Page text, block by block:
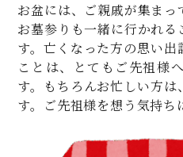
お盆には、ご親戚が集ま
お墓参りも一緒に行かれ
す。亡くなった方の思い
ことは、とてもご先祖様
す。もちろんお忙しい方
す。ご先祖様を想う気持ち